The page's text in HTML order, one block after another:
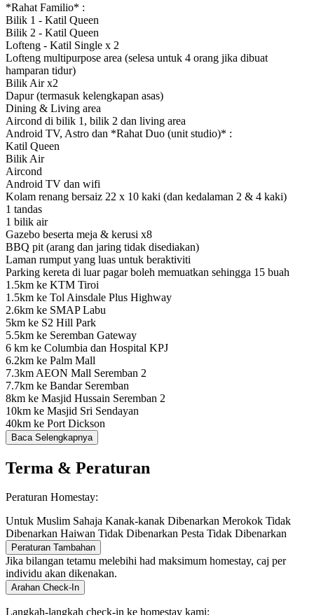
*Rahat Familio* :
Bilik 1 - Katil Queen
Bilik 2 - Katil Queen
Lofteng - Katil Single x 2
Lofteng multipurpose area (selesa untuk 4 orang jika dibuat
hamparan tidur)
Bilik Air x2
Dapur (termasuk kelengkapan asas)
Dining & Living area
Aircond di bilik 1, bilik 2 dan living area
Android TV, Astro dan *Rahat Duo (unit studio)* :
Katil Queen
Bilik Air
Aircond
Android TV dan wifi
Kolam renang bersaiz 22 x 10 kaki (dan kedalaman 2 & 4 kaki)
1 tandas
1 bilik air
Gazebo beserta meja & kerusi x8
BBQ pit (arang dan jaring tidak disediakan)
Laman rumput yang luas untuk beraktiviti
Parking kereta di luar pagar boleh memuatkan sehingga 15 buah
1.5km ke KTM Tiroi
1.5km ke Tol Ainsdale Plus Highway
2.6km ke SMAP Labu
5km ke S2 Hill Park
5.5km ke Seremban Gateway
6 km ke Columbia dan Hospital KPJ
6.2km ke Palm Mall
7.3km AEON Mall Seremban 2
7.7km ke Bandar Seremban
8km ke Masjid Hussain Seremban 2
10km ke Masjid Sri Sendayan
40km ke Port Dickson
Baca Selengkapnya
Terma & Peraturan
Peraturan Homestay:
Untuk Muslim Sahaja Kanak-kanak Dibenarkan Merokok Tidak
Dibenarkan Haiwan Tidak Dibenarkan Pesta Tidak Dibenarkan
Peraturan Tambahan
Jika bilangan tetamu melebihi had maksimum homestay, caj per
individu akan dikenakan.
Arahan Check-In
Langkah-langkah check-in ke homestay kami: